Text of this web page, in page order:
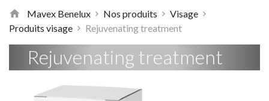
Retour
à
page
Mavex Benelux Nos produits
Visage
Produits visage
Rejuvenating treatment
Rejuvenating treatment